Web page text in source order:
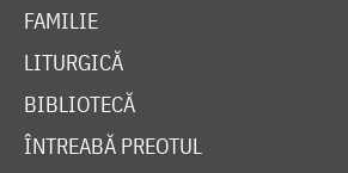
FAMILIE
LITURGICĂ
BIBLIOTECĂ
ÎNTREABĂ PREOTUL